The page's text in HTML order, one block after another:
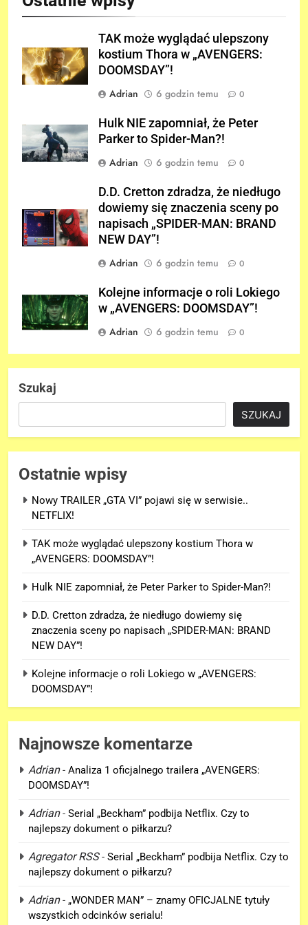
TAK może wyglądać ulepszony
kostium Thora w „AVENGERS:
DOOMSDAY”!
Adrian
6 godzin temu 0
Hulk NIE zapomniał, że Peter
Parker to Spider-Man?!
Adrian
6 godzin temu 0
D.D. Cretton zdradza, że niedługo
dowiemy się znaczenia sceny po
napisach „SPIDER-MAN: BRAND
NEW DAY”!
Adrian
6 godzin temu 0
Kolejne informacje o roli Lokiego
w „AVENGERS: DOOMSDAY”!
Adrian
6 godzin temu 0
Szukaj
SZUKAJ
Ostatnie wpisy
Nowy TRAILER „GTA VI” pojawi się w serwisie..
NETFLIX!
TAK może wyglądać ulepszony kostium Thora w
„AVENGERS: DOOMSDAY”!
Hulk NIE zapomniał, że Peter Parker to Spider-Man?!
D.D. Cretton zdradza, że niedługo dowiemy się
znaczenia sceny po napisach „SPIDER-MAN: BRAND
NEW DAY”!
Kolejne informacje o roli Lokiego w „AVENGERS:
DOOMSDAY”!
Najnowsze komentarze
Adrian- Analiza 1 oficjalnego trailera „AVENGERS:
DOOMSDAY”!
Adrian- Serial „Beckham” podbija Netflix. Czy to
najlepszy dokument o piłkarzu?
Agregator RSS- Serial „Beckham” podbija Netflix. Czy to
najlepszy dokument o piłkarzu?
Adrian- „WONDER MAN” – znamy OFICJALNE tytuły
wszystkich odcinków serialu!
Kolejne informacje o roli
Lokiego w „AVENGERS:
DOOMSDAY”!
FILMY
6
Trailer „AVENGERS: ENDGAME